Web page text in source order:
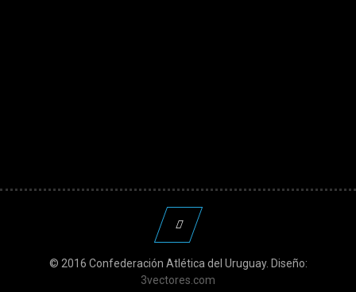
© 2016 Confederación Atlética del Uruguay. Diseño:
3vectores.com